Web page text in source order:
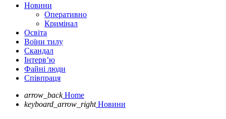
Новини
Оперативно
Кримінал
Освіта
Воїни тилу
Скандал
Інтерв’ю
Файні люди
Співпраця
arrow_back Home
keyboard_arrow_right Новини